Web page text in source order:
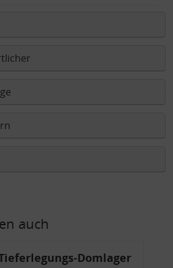
auch
Domlager